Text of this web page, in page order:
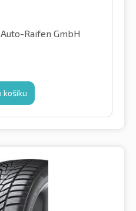
Raifen GmbH
košíku